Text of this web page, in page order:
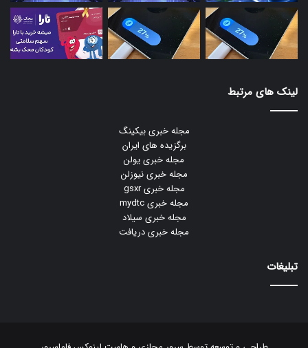
لینک های مرتبط
مجله خبری بیکینگ
برگزیده های ایران
مجله خبری یولن
مجله خبری نیوزلن
مجله خبری gsxr
مجله خبری mydtc
مجله خبری سیلاد
مجله خبری دریافت
تبلیغات